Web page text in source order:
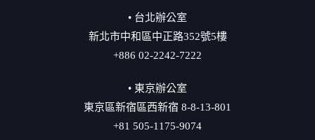
• 台北辦公室
新北市中和區中正路352號5樓
+886 02-2242-7222
• 東京辦公室
東京區新宿區西新宿 8-8-13-801
+81 505-1175-9074